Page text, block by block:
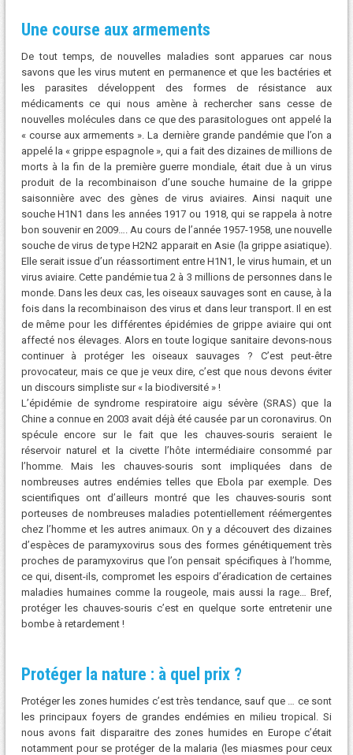
Une course aux armements
De tout temps, de nouvelles maladies sont apparues car nous
savons que les virus mutent en permanence et que les bactéries et
les parasites développent des formes de résistance aux
médicaments ce qui nous amène à rechercher sans cesse de
nouvelles molécules dans ce que des parasitologues ont appelé la
« course aux armements ». La dernière grande pandémie que l’on a
appelé la « grippe espagnole », qui a fait des dizaines de millions de
morts à la fin de la première guerre mondiale, était due à un virus
produit de la recombinaison d’une souche humaine de la grippe
saisonnière avec des gènes de virus aviaires. Ainsi naquit une
souche H1N1 dans les années 1917 ou 1918, qui se rappela à notre
bon souvenir en 2009…. Au cours de l’année 1957-1958, une nouvelle
souche de virus de type H2N2 apparait en Asie (la grippe asiatique).
Elle serait issue d’un réassortiment entre H1N1, le virus humain, et un
virus aviaire. Cette pandémie tua 2 à 3 millions de personnes dans le
monde. Dans les deux cas, les oiseaux sauvages sont en cause, à la
fois dans la recombinaison des virus et dans leur transport. Il en est
de même pour les différentes épidémies de grippe aviaire qui ont
affecté nos élevages. Alors en toute logique sanitaire devons-nous
continuer à protéger les oiseaux sauvages ? C’est peut-être
provocateur, mais ce que je veux dire, c’est que nous devons éviter
un discours simpliste sur « la biodiversité » !
L’épidémie de syndrome respiratoire aigu sévère (SRAS) que la
Chine a connue en 2003 avait déjà été causée par un coronavirus. On
spécule encore sur le fait que les chauves-souris seraient le
réservoir naturel et la civette l’hôte intermédiaire consommé par
l’homme. Mais les chauves-souris sont impliquées dans de
nombreuses autres endémies telles que Ebola par exemple. Des
scientifiques ont d’ailleurs montré que les chauves-souris sont
porteuses de nombreuses maladies potentiellement réémergentes
chez l’homme et les autres animaux. On y a découvert des dizaines
d’espèces de paramyxovirus sous des formes génétiquement très
proches de paramyxovirus que l’on pensait spécifiques à l’homme,
ce qui, disent-ils, compromet les espoirs d’éradication de certaines
maladies humaines comme la rougeole, mais aussi la rage… Bref,
protéger les chauves-souris c’est en quelque sorte entretenir une
bombe à retardement !
Protéger la nature : à quel prix ?
Protéger les zones humides c’est très tendance, sauf que … ce sont
les principaux foyers de grandes endémies en milieu tropical. Si
nous avons fait disparaitre des zones humides en Europe c’était
notamment pour se protéger de la malaria (les miasmes pour ceux